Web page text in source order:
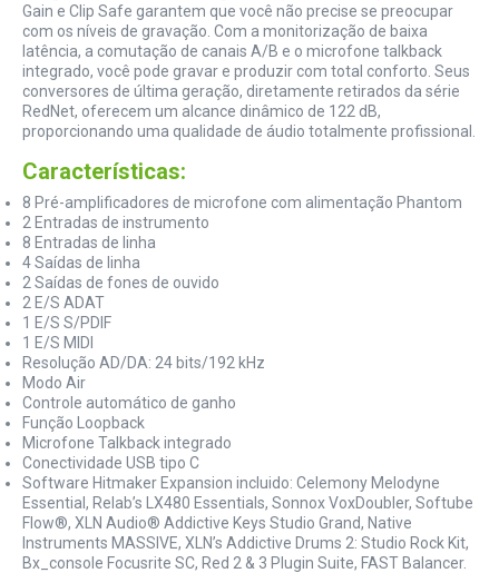
Gain e Clip Safe garantem que você não precise se preocupar
com os níveis de gravação. Com a monitorização de baixa
latência, a comutação de canais A/B e o microfone talkback
integrado, você pode gravar e produzir com total conforto. Seus
conversores de última geração, diretamente retirados da série
RedNet, oferecem um alcance dinâmico de 122 dB,
proporcionando uma qualidade de áudio totalmente profissional.
Características:
8 Pré-amplificadores de microfone com alimentação Phantom
2 Entradas de instrumento
8 Entradas de linha
4 Saídas de linha
2 Saídas de fones de ouvido
2 E/S ADAT
1 E/S S/PDIF
1 E/S MIDI
Resolução AD/DA: 24 bits/192 kHz
Modo Air
Controle automático de ganho
Função Loopback
Microfone Talkback integrado
Conectividade USB tipo C
Software Hitmaker Expansion incluido: Celemony Melodyne
Essential, Relab’s LX480 Essentials, Sonnox VoxDoubler, Softube
Flow®, XLN Audio® Addictive Keys Studio Grand, Native
Instruments MASSIVE, XLN’s Addictive Drums 2: Studio Rock Kit,
Bx_console Focusrite SC, Red 2 & 3 Plugin Suite, FAST Balancer.